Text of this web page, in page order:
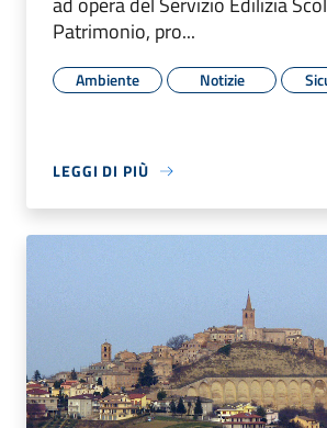
Patrimonio, pro...
Ambiente Notizie
LEGGI DI PIÙ